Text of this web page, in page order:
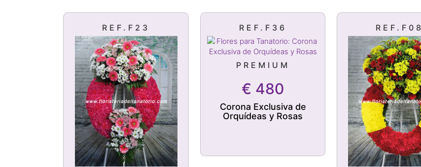
REF.F23 REF.F36
PREMIUM
€ 480
Corona Exclusiva de
Orquídeas y Rosas
REF.F08